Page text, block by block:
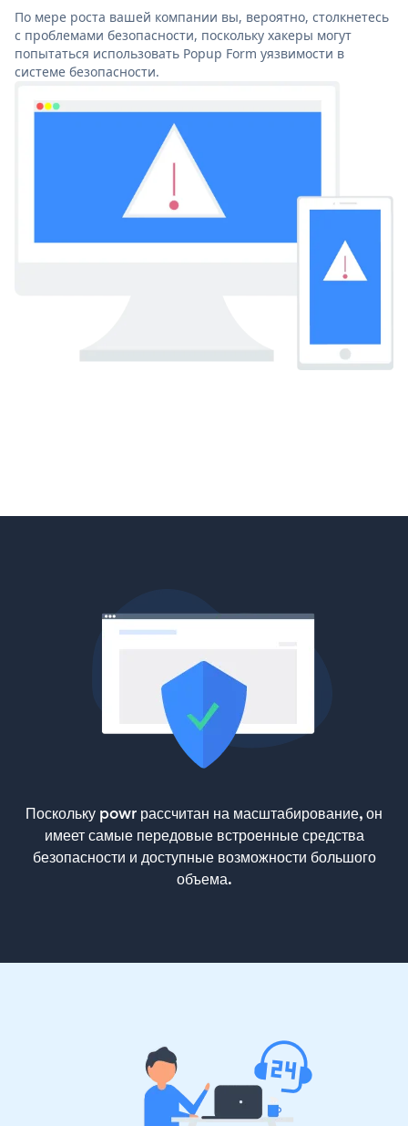
По мере роста вашей компании вы, вероятно, столкнетесь
с проблемами безопасности, поскольку хакеры могут
попытаться использовать Popup Form уязвимости в
системе безопасности.
Поскольку powr рассчитан на масштабирование, он
имеет самые передовые встроенные средства
безопасности и доступные возможности большого
объема.